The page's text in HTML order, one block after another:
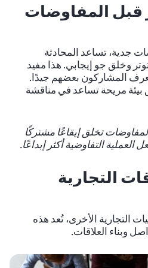
قبل المفاوضات
جدية، تساعد المحادثة
وخلق جو إيجابي. هذا مفيد
المشاركون بعضهم جيدًا.
بيئة مريحة تساعد في مناقشة
تخلق إيقاعًا مشتركًا
العملية التفاوضية أكثر إبداعًا.
التجارية
التجارية الأخرى، تُعد هذه
وبناء العلاقات.